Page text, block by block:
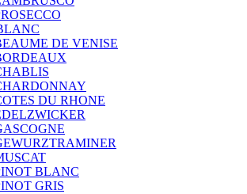
DE VENISE
DU RHONE
BLANC
GRIS